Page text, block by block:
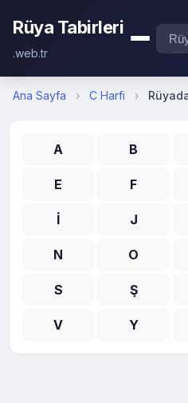
Rüya Tabirleri
.web.tr
Ana Sayfa › C Harfi ›
A B
E F
İ J
N O
S Ş
V Y